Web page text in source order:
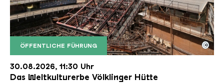
ÖFFENTLICHE FÜHRUNG
Der Erzschrägaufzug der Völklinger Hütte mit
Copyright: Weltkulturerbe Völklinger Hütte | Karl
©
30.08.2026, 11:30 Uhr
Das Weltkulturerbe Völklinger Hütte